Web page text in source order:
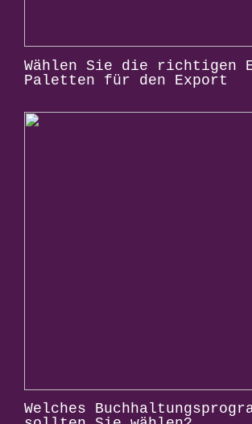
Wählen Sie die richtigen
Paletten für den Export
Welches